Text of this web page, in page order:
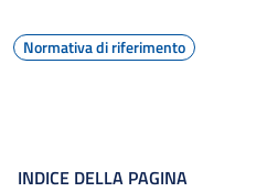
Normativa di riferimento
INDICE DELLA PAGINA